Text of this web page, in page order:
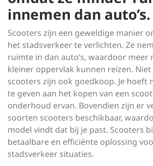
innemen dan auto’s.
Scooters zijn een geweldige manier
het stadsverkeer te verlichten. Ze
ruimte in dan auto’s, waardoor meer
kleiner oppervlak kunnen reizen.
scooters zijn ook goedkoop. Je hoeft
te geven aan het kopen van een
onderhoud ervan. Bovendien zijn er
soorten scooters beschikbaar,
model vindt dat bij je past. Scooters
betaalbare en efficiënte oplossing
stadsverkeer situaties.